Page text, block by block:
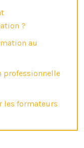
?
au
professionnelle
les formateurs